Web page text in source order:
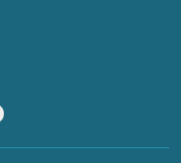
Instagram